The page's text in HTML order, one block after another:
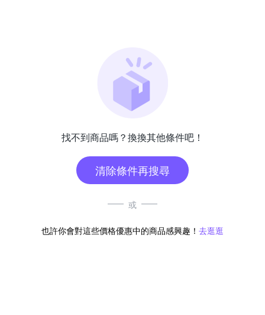
找不到商品嗎？換換其他條件吧！
清除條件再搜尋
或
也許你會對這些價格優惠中的商品感興趣！ 去逛逛